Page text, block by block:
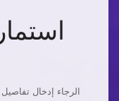
الرجاء إدخال